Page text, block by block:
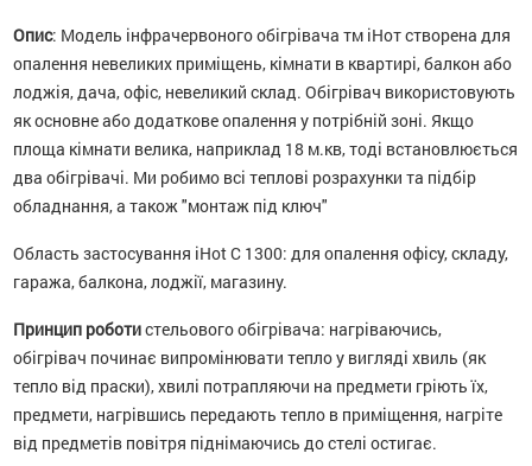
Опис: Модель інфрачервоного обігрівача тм іНот створена для
опалення невеликих приміщень, кімнати в квартирі, балкон або
лоджія, дача, офіс, невеликий склад. Обігрівач використовують
як основне або додаткове опалення у потрібній зоні. Якщо
площа кімнати велика, наприклад 18 м.кв, тоді встановлюється
два обігрівачі. Ми робимо всі теплові розрахунки та підбір
обладнання, а також "монтаж під ключ"
Область застосування iHot C 1300: для опалення офісу, складу,
гаража, балкона, лоджії, магазину.
Принцип роботистельового обігрівача: нагріваючись,
обігрівач починає випромінювати тепло у вигляді хвиль (як
тепло від праски), хвилі потрапляючи на предмети гріють їх,
предмети, нагрівшись передають тепло в приміщення, нагріте
від предметів повітря піднімаючись до стелі остигає.